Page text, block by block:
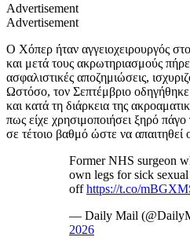
Advertisement
Advertisement
Ο Χόπερ ήταν αγγειοχειρουργός
και μετά τους ακρωτηριασμούς
ασφαλιστικές αποζημιώσεις,
Ωστόσο, τον Σεπτέμβριο
και κατά τη διάρκεια της
πως είχε χρησιμοποιήσει ξηρό
σε τέτοιο βαθμό ώστε να απαιτηθεί
Former NHS surgeon
own legs for sick
offhttps://t.co/
— Daily Mail
2026